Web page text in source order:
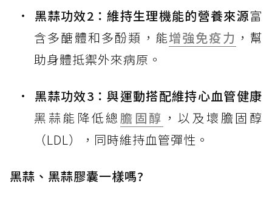
黑蒜功效2：維持生理機能的營養來源富
含多醣體和多酚類，能增強免疫力 ，幫
助身體抵禦外來病原。
黑蒜功效3：與運動搭配維持心血管健康
黑蒜能降低總膽固醇 ，以及壞膽固醇
（LDL），同時維持血管彈性。
黑蒜、黑蒜膠囊一樣嗎?